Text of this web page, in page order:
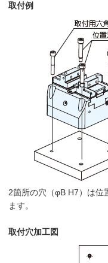
取付例
2箇所の穴（φB H7）は位
ます。
取付穴加工図